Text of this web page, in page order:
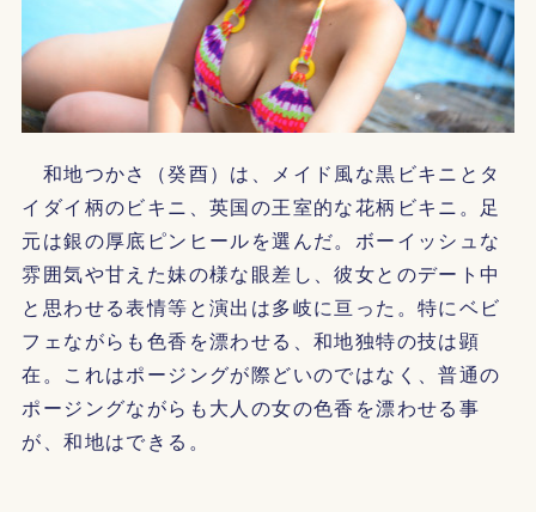
和地つかさ（癸酉）は、メイド風な黒ビキニとタ
イダイ柄のビキニ、英国の王室的な花柄ビキニ。足
元は銀の厚底ピンヒールを選んだ。ボーイッシュな
雰囲気や甘えた妹の様な眼差し、彼女とのデート中
と思わせる表情等と演出は多岐に亘った。特にベビ
フェながらも色香を漂わせる、和地独特の技は顕
在。これはポージングが際どいのではなく、普通の
ポージングながらも大人の女の色香を漂わせる事
が、和地はできる。